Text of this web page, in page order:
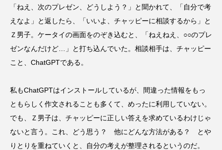
「ねえ、次のプレゼン、どうしよう？」と聞かれて、「自分で考
えなよ」と返したら、「いいよ、チャッピーに相談するから」と
Ｚ男子。ケータイの画面をのぞき込むと、「ねえねえ、○○のプレ
ゼンなんだけど…」と打ち込んでいた。相談相手は、チャッピー
こと、ChatGPTである。
私もChatGPTはインストールしているが、間違った情報をもっ
ともらしく作文されることも多くて、めったに利用していない。
でも、Ｚ男子は、チャッピーに正しい答えを求めているわけじゃ
ないと言う。これ、どう思う？ 他にどんな方法がある？ とや
りとりを重ねていくと、自分の考えが整理されるというのだ。